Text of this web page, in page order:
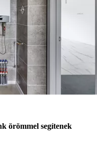
örömmel segítenek